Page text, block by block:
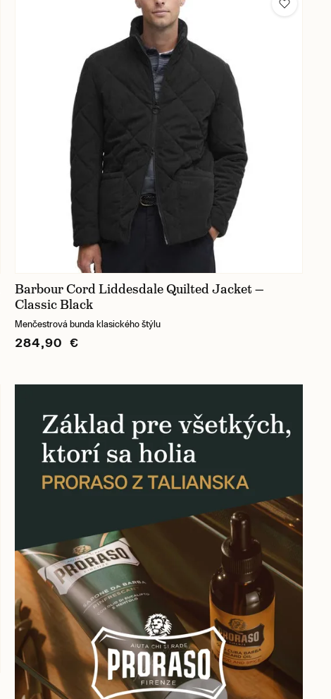
Barbour Cord Liddesdale Quilted Jacket —
Classic Black
Menčestrová bunda klasického štýlu
284,90 €